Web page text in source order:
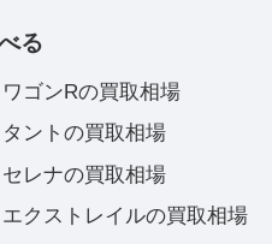
る
ワゴンRの買取相場
タントの買取相場
セレナの買取相場
エクストレイルの買取相場